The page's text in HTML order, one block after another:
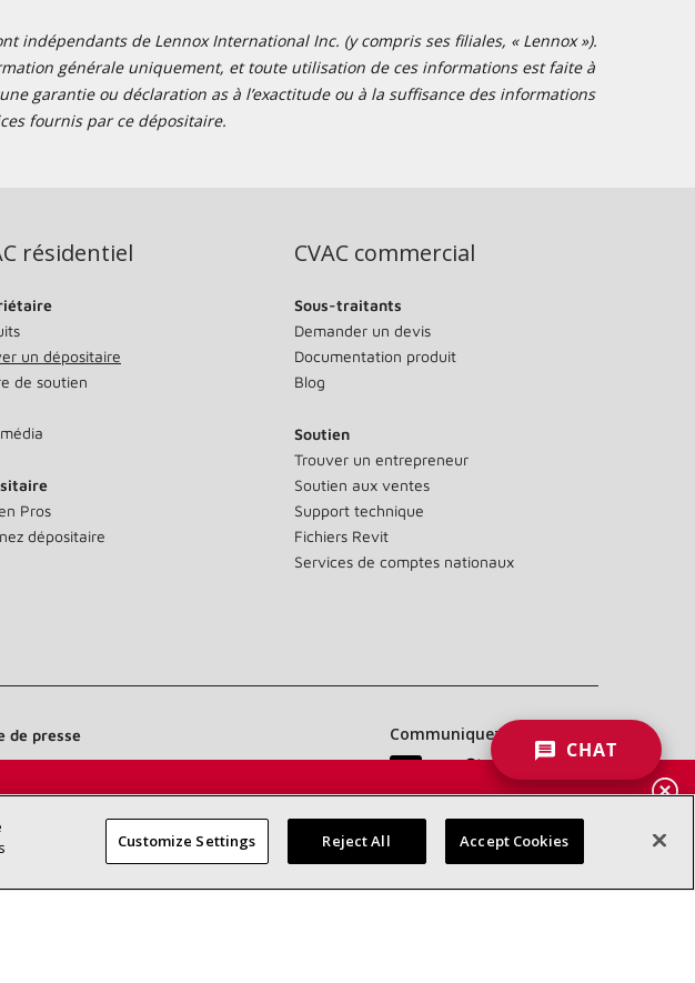
indépendants de Lennox International Inc. (y compris ses filiales, « Lennox »).
générale uniquement, et toute utilisation de ces informations est faite à
garantie ou déclaration as à l’exactitude ou à la suffisance des informations
fournis par ce dépositaire.
RECHERCHE DES
DÉPOSITAIRES
résidentiel
un dépositaire
de soutien
Pros
dépositaire
CVAC commercial
Sous-traitants
Demander un devis
Documentation produit
Blog
Soutien
Trouver un entrepreneur
Soutien aux ventes
Support technique
Fichiers Revit
Services de comptes nationaux
de presse Communiquez avec nous :
Déclaration d’accessibilité Confidentialité Conditions générales
CHAT
Customize Settings Reject All Accept Cookies